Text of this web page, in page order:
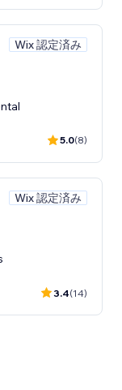
Wix 認定済み
5.0(8)
Wix 認定済み
3.4(14)